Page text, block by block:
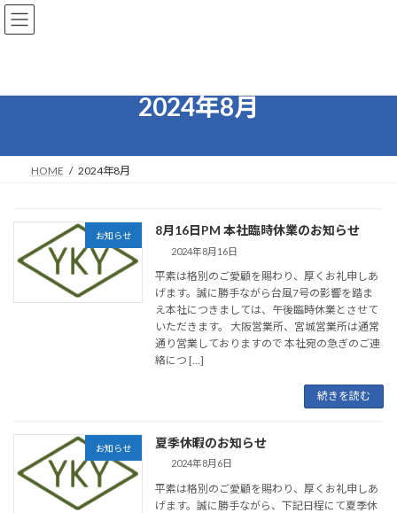
コ
ン
へ
ナ
ビ
ョ
2024年8月
HOME 2024年8月
お知らせ 8月16日PM 本社臨時休業のお知らせ
2024年8月16日
平素は格別のご愛顧を賜わり、厚くお礼申しあ
げます。誠に勝手ながら台風7号の影響を踏ま
え本社につきましては、午後臨時休業とさせて
いただきます。 大阪営業所、宮城営業所は通常
通り営業しておりますので 本社宛の急ぎのご連
絡につ […]
続きを読む
お知らせ 夏季休暇のお知らせ
2024年8月6日
平素は格別のご愛顧を賜わり、厚くお礼申しあ
げます。誠に勝手ながら、下記日程にて夏季休